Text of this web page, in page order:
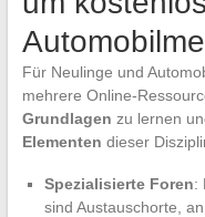
Für Neulinge und
mehrere Online-
Grundlagen zu lernen
Elementen dieser
Spezialisierte Foren:
sind Austauschorte,